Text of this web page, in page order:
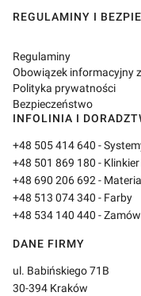
REGULAMINY I
Regulaminy
Obowiązek informacyjny
Polityka prywatności
Bezpieczeństwo
INFOLINIA I
+48 505 414 640 -
+48 501 869 180 -
+48 690 206 692 -
+48 513 074 340 - Farby
+48 534 140 440 -
DANE FIRMY
ul. Babińskiego 71B
30-394 Kraków